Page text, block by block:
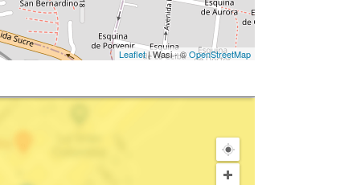
Leaflet| Wasi - ©OpenStreetMap